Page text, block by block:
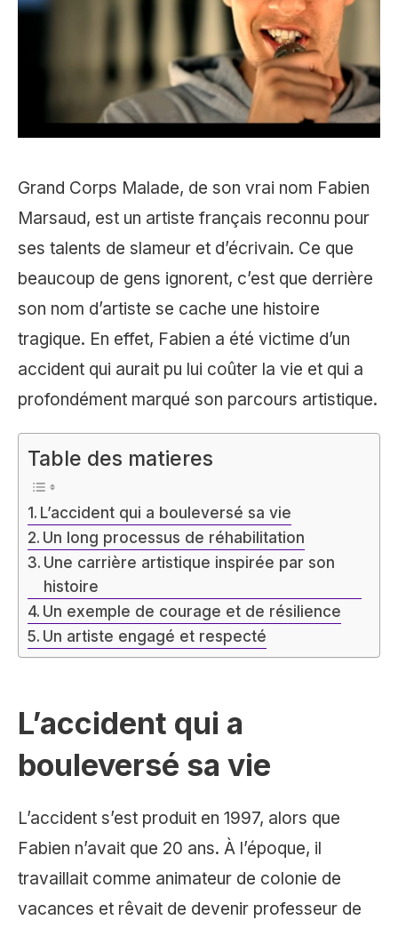
Grand Corps Malade, de son vrai nom Fabien
Marsaud, est un artiste français reconnu pour
ses talents de slameur et d’écrivain. Ce que
beaucoup de gens ignorent, c’est que derrière
son nom d’artiste se cache une histoire
tragique. En effet, Fabien a été victime d’un
accident qui aurait pu lui coûter la vie et qui a
profondément marqué son parcours artistique.
Table des matieres
L’accident qui a bouleversé sa vie
Un long processus de réhabilitation
Une carrière artistique inspirée par son
histoire
Un exemple de courage et de résilience
Un artiste engagé et respecté
L’accident qui a
bouleversé sa vie
L’accident s’est produit en 1997, alors que
Fabien n’avait que 20 ans. À l’époque, il
travaillait comme animateur de colonie de
vacances et rêvait de devenir professeur de